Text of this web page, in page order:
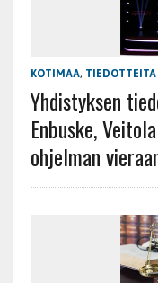
KOTIMAA, TIEDOTTEITA
Yhdistyksen
Enbuske,
ohjelman